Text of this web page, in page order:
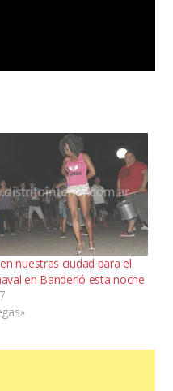
nuestras ciudad para el
en Banderló esta noche